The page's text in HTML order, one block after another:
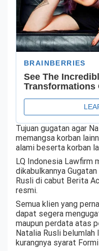
Tujuan gugatan agar
memangsa korban
alami beserta korban
LQ Indonesia Lawfirm
dikabulkannya
Rusli di cabut Berita
resmi.
Semua klien yang
dapat segera
maupun perdata atas
Natalia Rusli belumlah
kurangnya syarat